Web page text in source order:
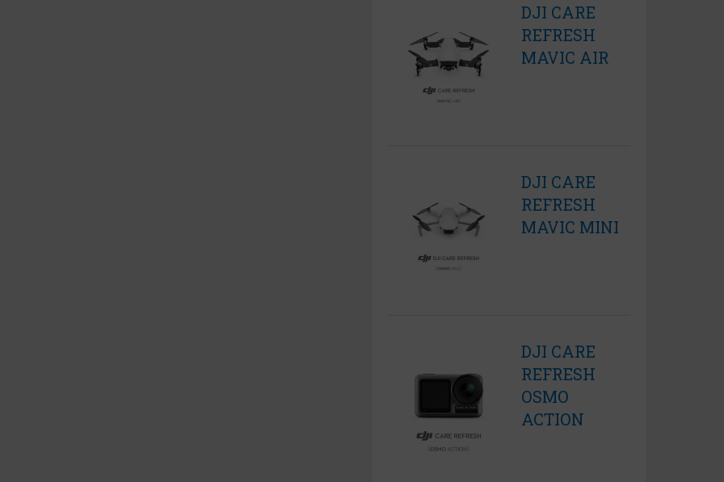
DJI CARE
REFRESH
MAVIC AIR
DJI CARE
REFRESH
MAVIC MINI
DJI CARE
REFRESH
OSMO
ACTION